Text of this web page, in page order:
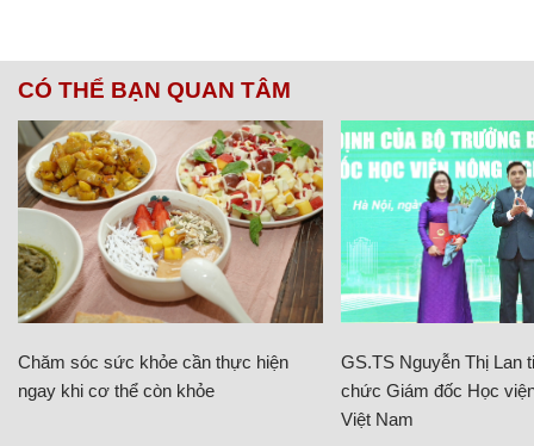
CÓ THỂ BẠN QUAN TÂM
Chăm sóc sức khỏe cần thực hiện
ngay khi cơ thể còn khỏe
GS.TS Nguyễn Thị Lan
chức Giám đốc Học
Việt Nam